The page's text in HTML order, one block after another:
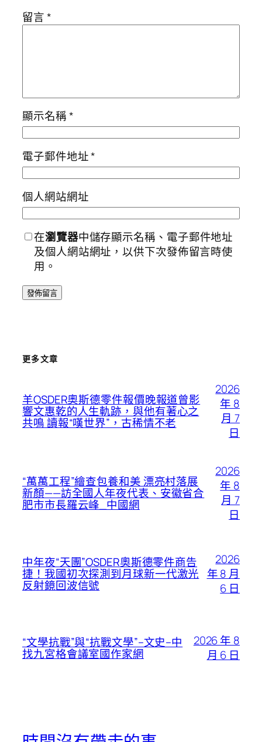
留言*
顯示名稱*
電子郵件地址*
個人網站網址
在瀏覽器中儲存顯示名稱、電子郵件地址
及個人網站網址，以供下次發佈留言時使
用。
更多文章
羊OSDER奧斯德零件報價晚報道曾影
響文惠乾的人生軌跡，與他有著心之
共鳴 讀報“嘆世界”，古稀情不老
2026
年 8
月 7
日
“萬萬工程”繪查包養和美 漂亮村落展
新顏——訪全國人年夜代表、安徽省合
肥市市長羅云峰_中國網
2026
年 8
月 7
日
中年夜“天團”OSDER奧斯德零件商告
捷！我國初次探測到月球新一代激光
反射鏡回波信號
2026
年 8 月
6 日
“文學抗戰”與“抗戰文學”–文史–中
找九宮格會議室國作家網
2026 年 8
月 6 日